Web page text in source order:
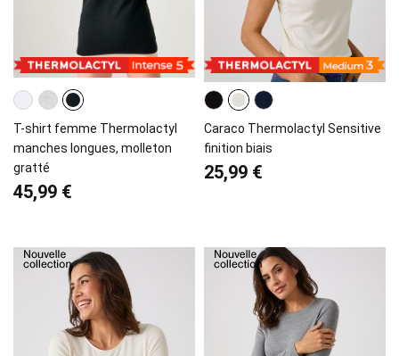
T-shirt femme Thermolactyl
manches longues, molleton
gratté
45,99 €
Caraco Thermolactyl Sensitive
finition biais
25,99 €